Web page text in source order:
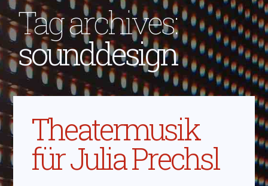
Tag archives:
sounddesign
Theatermusik
für Julia Prechsl